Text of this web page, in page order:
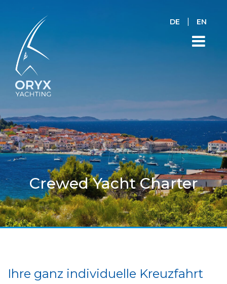
DE EN
Crewed Yacht Charter
Ihre ganz individuelle Kreuzfahrt